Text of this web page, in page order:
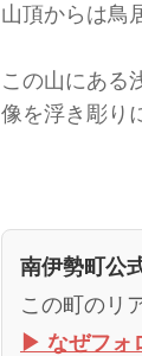
山頂からは鳥
この山にある
像を浮き彫り
南伊勢町公
この町のリ
▶︎ なぜフォ